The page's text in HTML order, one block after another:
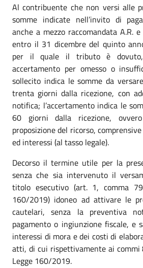
Al contribuente che non versi alle
somme indicate nell’invito di
anche a mezzo raccomandata A.R.
entro il 31 dicembre del quinto
per il quale il tributo è dovuto,
accertamento per omesso o
sollecito indica le somme da
trenta giorni dalla ricezione, con
notifica; l’accertamento indica le
60 giorni dalla ricezione,
proposizione del ricorso,
ed interessi (al tasso legale).
Decorso il termine utile per la
senza che sia intervenuto il
titolo esecutivo (art. 1, comma
160/2019) idoneo ad attivare le
cautelari, senza la preventiva
pagamento o ingiunzione fiscale, e
interessi di mora e dei costi di
atti, di cui rispettivamente ai commi
Legge 160/2019.